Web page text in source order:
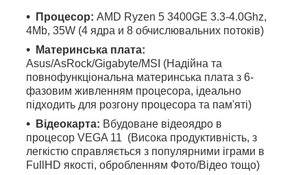
Процесор: AMD Ryzen 5 3400GE 3.3-4.0Ghz,
4Mb, 35W (4 ядра и 8 обчислювальних потоків)
Материнська плата:
Asus/AsRock/Gigabyte/MSI (Надійна та
повнофункціональна материнська плата з 6-
фазовим живленням процесора, ідеально
підходить для розгону процесора та пам'яті)
Відеокарта: Вбудоване відеоядро в
процесор VEGA 11 (Висока продуктивність, з
легкістю справляється з популярними іграми в
FullHD якості, обробленням Фото/Відео тощо)